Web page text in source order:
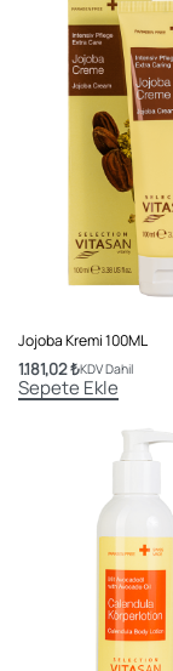
Jojoba Kremi 100ML
1.181,02₺KDV Dahil
Sepete Ekle